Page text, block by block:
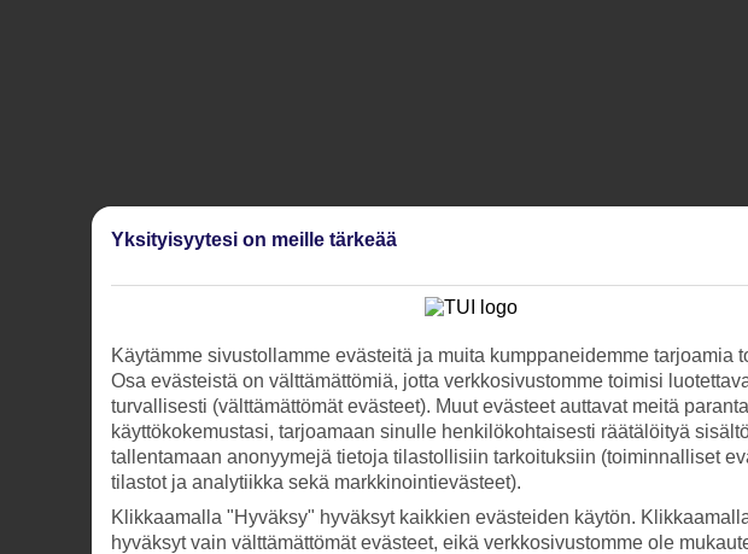
Yksityisyytesi on meille tärkeää
Käytämme sivustollamme evästeitä ja muita kumppaneidemme tarjoamia
Osa evästeistä on välttämättömiä, jotta verkkosivustomme toimisi
turvallisesti (välttämättömät evästeet). Muut evästeet auttavat meitä
käyttökokemustasi, tarjoamaan sinulle henkilökohtaisesti räätälöityä
tallentamaan anonyymejä tietoja tilastollisiin tarkoituksiin (toiminnalliset
tilastot ja analytiikka sekä markkinointievästeet).
Klikkaamalla "Hyväksy" hyväksyt kaikkien evästeiden käytön.
hyväksyt vain välttämättömät evästeet, eikä verkkosivustomme ole